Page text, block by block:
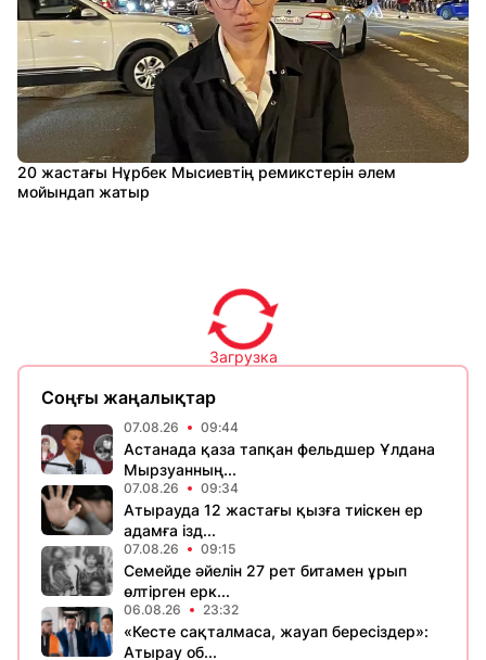
20 жастағы Нұрбек Мысиевтің ремикстерін әлем
мойындап жатыр
Загрузка
Соңғы жаңалықтар
07.08.26 09:44
Астанада қаза тапқан фельдшер Ұлдана
Мырзуанның...
07.08.26 09:34
Атырауда 12 жастағы қызға тиіскен ер
адамға ізд...
07.08.26 09:15
Семейде әйелін 27 рет битамен ұрып
өлтірген ерк...
06.08.26 23:32
«Кесте сақталмаса, жауап бересіздер»:
Атырау об...